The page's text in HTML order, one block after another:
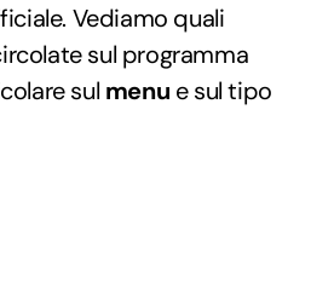
Vediamo quali
sul programma
sul menu e sul tipo